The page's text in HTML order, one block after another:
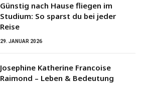
Günstig nach Hause fliegen im
Studium: So sparst du bei jeder
Reise
29. JANUAR 2026
Josephine Katherine Francoise
Raimond – Leben & Bedeutung